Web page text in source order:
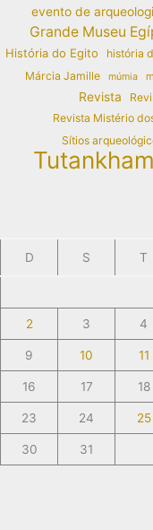
evento de
Grande Museu
História do Egito
história
Márcia Jamille múmia
Revista
Revista Mistério
Sítios
D S T
2 3 4
9 10 11
16 17 18
23 24 25
30 31